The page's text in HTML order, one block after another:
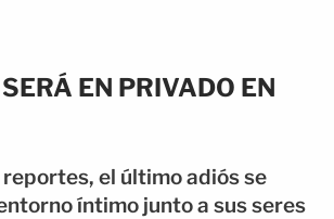
EN PRIVADO EN
reportes, el último adiós se
íntimo junto a sus seres